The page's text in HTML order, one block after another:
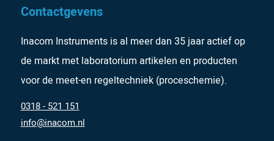
Contactgevens
Inacom Instruments is al meer dan 35 jaar actief op
de markt met laboratorium artikelen en producten
voor de meet-en regeltechniek (proceschemie).
0318 - 521 151
info@inacom.nl